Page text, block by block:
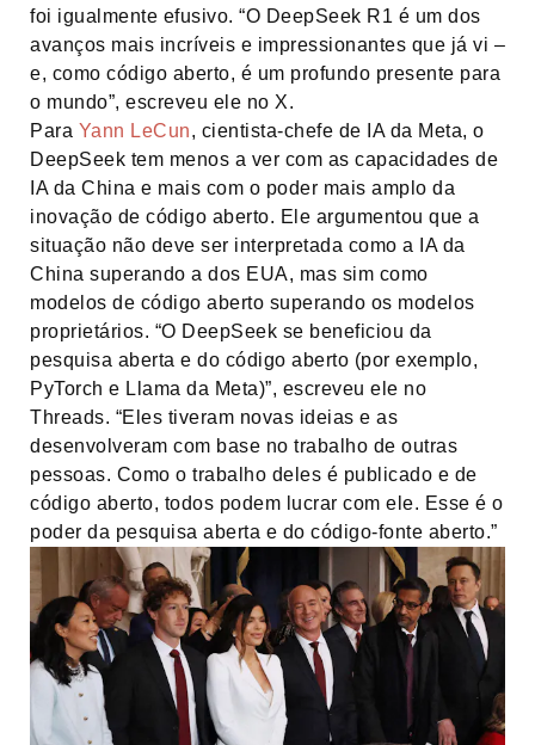
foi igualmente efusivo. “O DeepSeek R1 é um dos
avanços mais incríveis e impressionantes que já vi –
e, como código aberto, é um profundo presente para
o mundo”, escreveu ele no X.
Para Yann LeCun, cientista-chefe de IA da Meta, o
DeepSeek tem menos a ver com as capacidades de
IA da China e mais com o poder mais amplo da
inovação de código aberto. Ele argumentou que a
situação não deve ser interpretada como a IA da
China superando a dos EUA, mas sim como
modelos de código aberto superando os modelos
proprietários. “O DeepSeek se beneficiou da
pesquisa aberta e do código aberto (por exemplo,
PyTorch e Llama da Meta)”, escreveu ele no
Threads. “Eles tiveram novas ideias e as
desenvolveram com base no trabalho de outras
pessoas. Como o trabalho deles é publicado e de
código aberto, todos podem lucrar com ele. Esse é o
poder da pesquisa aberta e do código-fonte aberto.”